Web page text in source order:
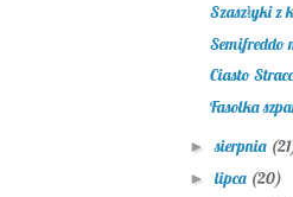
Szaszłyki z
Semifreddo
Ciasto
Fasolka
►sierpnia
► lipca (20)